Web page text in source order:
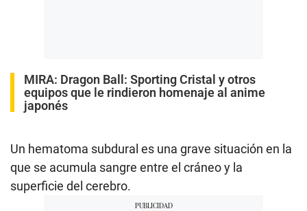
MIRA: Dragon Ball: Sporting Cristal y otros
equipos que le rindieron homenaje al anime
japonés
Un hematoma subdural es una grave situación en la
que se acumula sangre entre el cráneo y la
superficie del cerebro.